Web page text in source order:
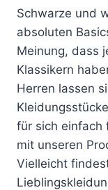
werden
mehrere
Varianten
auf.
Die
Optionen
können
auf
der
Produktseite
gewählt
Schwarze und
absoluten
Meinung, dass
Klassikern
Herren lassen
für sich einfach
mit unseren
Vielleicht